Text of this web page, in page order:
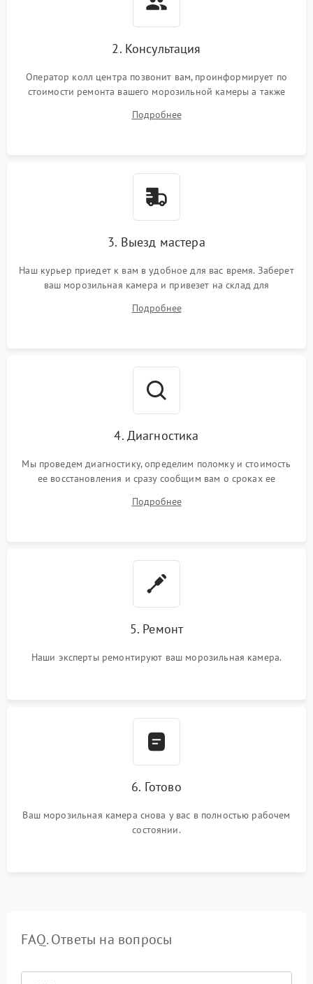
2. Консультация
Оператор колл центра позвонит вам, проинформирует по
стоимости ремонта вашего морозильной камеры а также
Подробнее
3. Выезд мастера
Наш курьер приедет к вам в удобное для вас время. Заберет
ваш морозильная камера и привезет на склад для
Подробнее
4. Диагностика
Мы проведем диагностику, определим поломку и стоимость
ее восстановления и сразу сообщим вам о сроках ее
Подробнее
5. Ремонт
Наши эксперты ремонтируют ваш морозильная камера.
6. Готово
Ваш морозильная камера снова у вас в полностью рабочем
состоянии.
FAQ. Ответы на вопросы